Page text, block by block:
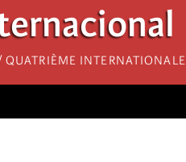
internationale